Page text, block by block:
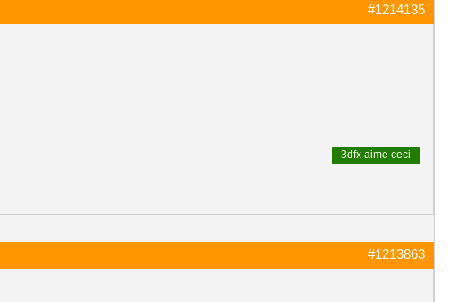
#1214135
3dfx aime ceci
#1213863